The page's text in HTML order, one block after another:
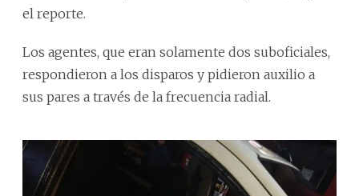
el reporte.
Los agentes, que eran solamente dos suboficiales,
respondieron a los disparos y pidieron auxilio a
sus pares a través de la frecuencia radial.